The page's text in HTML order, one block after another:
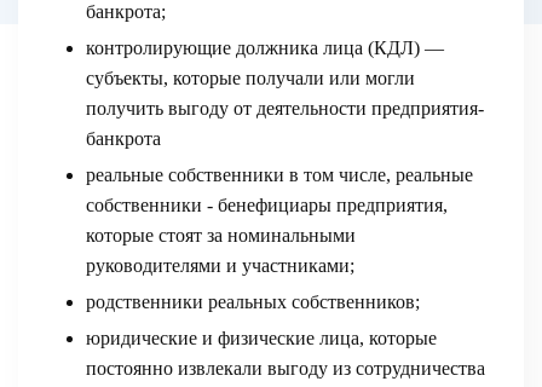
банкрота;
контролирующие должника лица (КДЛ) —
субъекты, которые получали или могли
получить выгоду от деятельности предприятия-
банкрота
реальные собственники в том числе, реальные
собственники - бенефициары предприятия,
которые стоят за номинальными
руководителями и участниками;
родственники реальных собственников;
юридические и физические лица, которые
постоянно извлекали выгоду из сотрудничества